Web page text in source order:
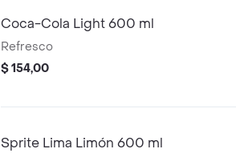
Coca-Cola Light 600 ml
Refresco
$ 154,00
Sprite Lima Limón 600 ml